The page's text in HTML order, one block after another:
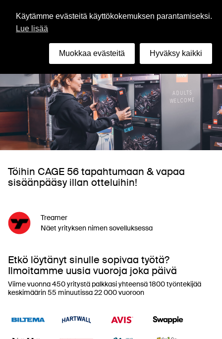
Suomi
Töihin CAGE 56 tapahtumaan & vapaa
sisäänpääsy illan otteluihin!
Treamer
Näet yrityksen nimen sovelluksessa
Etkö löytänyt sinulle sopivaa työtä?
Ilmoitamme uusia vuoroja joka päivä
Viime vuonna 450 yritystä palkkasi yhteensä 1800 työntekijää
keskimäärin 55 minuutissa 22 000 vuoroon
Käytämme evästeitä käyttökokemuksen parantamiseksi.
Lue lisää
Muokkaa evästeitä Hyväksy kaikki